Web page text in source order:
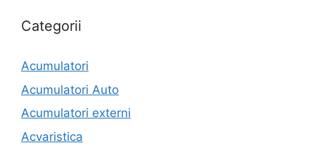
Categorii
Acumulatori
Acumulatori Auto
Acumulatori externi
Acvaristica